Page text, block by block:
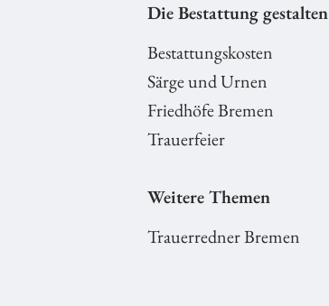
Die Bestattung gestalten
Bestattungskosten
Särge und Urnen
Friedhöfe Bremen
Trauerfeier
Weitere Themen
Trauerredner Bremen